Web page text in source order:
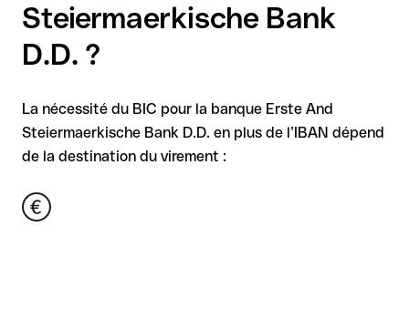
Steiermaerkische Bank
D.D. ?
La nécessité du BIC pour la banque Erste And
Steiermaerkische Bank D.D. en plus de l’IBAN dépend
de la destination du virement :